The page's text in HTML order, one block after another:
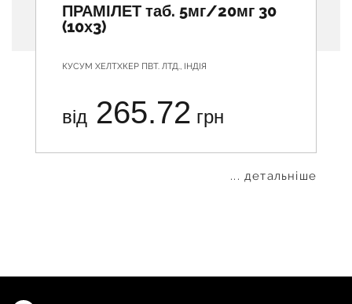
ПРАМІЛЕТ таб. 5мг/20мг 30
(10х3)
КУСУМ ХЕЛТХКЕР ПВТ. ЛТД., ІНДІЯ
від 265.72 грн
... детальніше